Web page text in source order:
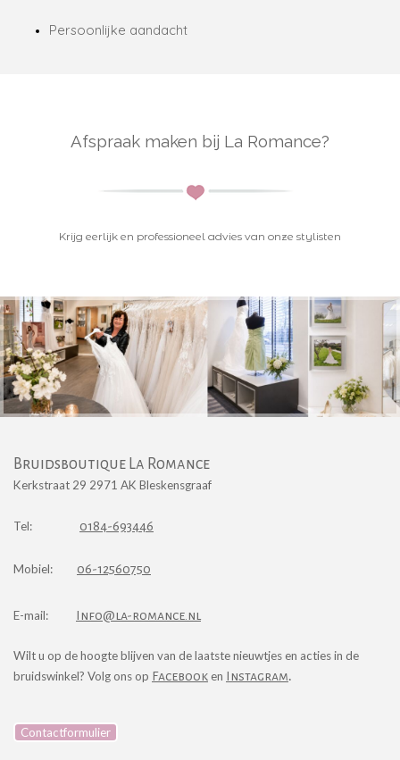
Persoonlijke aandacht
Afspraak maken bij La Romance?
Krijg eerlijk en professioneel advies van onze stylisten
Bruidsboutique La Romance
Kerkstraat 29 2971 AK Bleskensgraaf
Tel: 0184-693446
Mobiel: 06-12560750
E-mail: Info@la-romance.nl
Wilt u op de hoogte blijven van de laatste nieuwtjes en acties in de
bruidswinkel? Volg ons op Facebook en Instagram.
Contactformulier